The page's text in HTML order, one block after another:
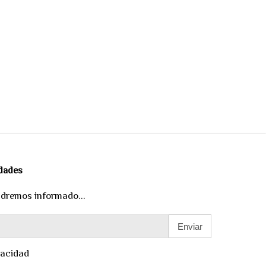
informado...
Enviar